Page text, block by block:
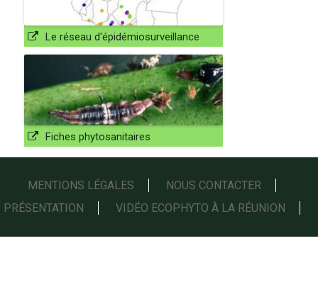
Le réseau d'épidémiosurveillance
Fiches phytosanitaires
MENTIONS LÉGALES
NOUS CONTACTER
PRÉSENTATION
VIDÉO ECOPHYTO À LA RÉUNION